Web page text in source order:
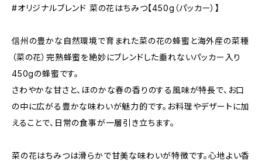
#オリジナルブレンド 菜の花はちみつ【450g（パッカー）】
信州の豊かな自然環境で育まれた菜の花の蜂蜜と海外産の菜種
（菜の花）完熟蜂蜜を絶妙にブレンドした垂れないパッカー入り
450gの蜂蜜です。
さわやかな甘さと、ほのかな春の香りのする風味が特長で、お口
の中に広がる豊かな味わいが魅力的です。お料理やデザートに加
えることで、日常の食事が一層引き立ちます。
菜の花はちみつは滑らかで甘美な味わいが特徴です。心地よい香